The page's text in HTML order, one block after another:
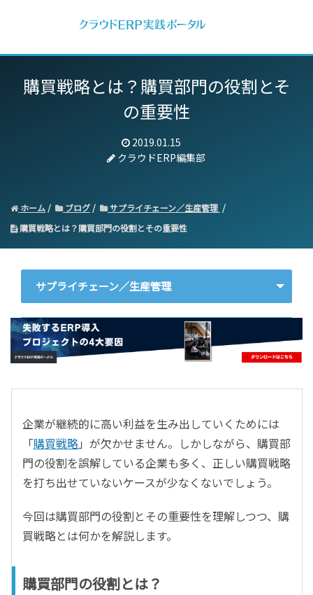
購買戦略とは？購買部門の役割とそ
の重要性
2019.01.15
クラウドERP編集部
ホーム ブログ
サプライチェーン／生産管理
購買戦略とは？購買部門の役割とその重要性
サプライチェーン／生産管理
ERP
会計
CRM／営業支援／Eコマース
DX（2025年の崖）／クラウドコンピューティング
データ分析／BI
ガバナンス／リスク管理
BPR／業務改善
企業が継続的に高い利益を生み出していくためには
「購買戦略」が欠かせません。しかしながら、購買部
門の役割を誤解している企業も多く、正しい購買戦略
を打ち出せていないケースが少なくないでしょう。
今回は購買部門の役割とその重要性を理解しつつ、購
買戦略とは何かを解説します。
購買部門の役割とは？